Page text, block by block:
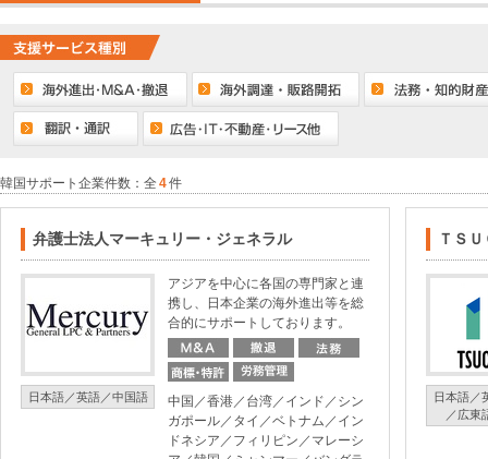
韓国サポート企業件数：全 4件
弁護士法人マーキュリー・ジェネラル
日本語／英語／中国語
アジアを中心に各国の専門家と連
携し、日本企業の海外進出等を総
合的にサポートしております。
中国／香港／台湾／インド／シン
ガポール／タイ／ベトナム／イン
ドネシア／フィリピン／マレーシ
ＴＳ
日本語／
／広東